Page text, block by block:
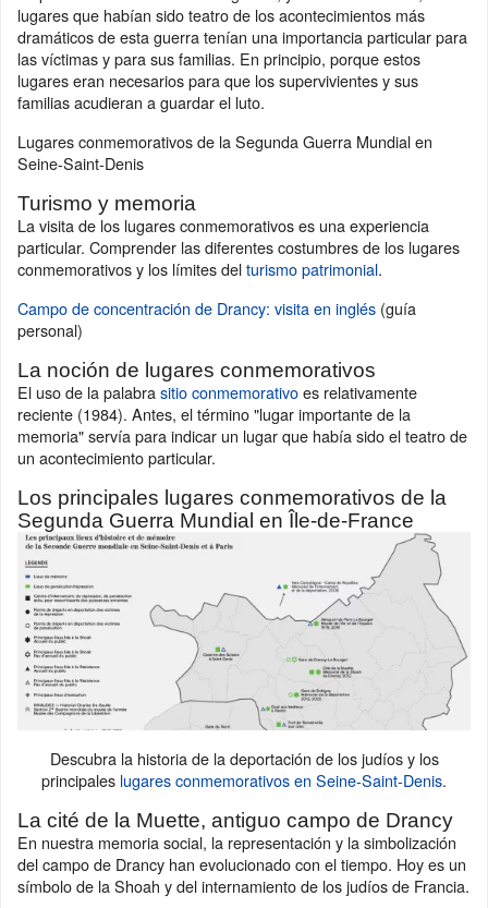
lugares que habían sido teatro de los acontecimientos más
dramáticos de esta guerra tenían una importancia particular para
las víctimas y para sus familias. En principio, porque estos
lugares eran necesarios para que los supervivientes y sus
familias acudieran a guardar el luto.
Lugares conmemorativos de la Segunda Guerra Mundial en
Seine-Saint-Denis
Turismo y memoria
La visita de los lugares conmemorativos es una experiencia
particular. Comprender las diferentes costumbres de los lugares
conmemorativos y los límites delturismo patrimonial.
Campo de concentración de Drancy: visita en inglés (guía
personal)
La noción de lugares conmemorativos
El uso de la palabrasitio conmemorativoes relativamente
reciente (1984). Antes, el término "lugar importante de la
memoria" servía para indicar un lugar que había sido el teatro de
un acontecimiento particular.
Los principales lugares conmemorativos de la
Segunda Guerra Mundial en Île-de-France
Descubra la historia de la deportación de los judíos y los
principales lugares conmemorativos en Seine-Saint-Denis.
La cité de la Muette, antiguo campo de Drancy
En nuestra memoria social, la representación y la simbolización
del campo de Drancy han evolucionado con el tiempo. Hoy es un
símbolo de la Shoah y del internamiento de los judíos de Francia.